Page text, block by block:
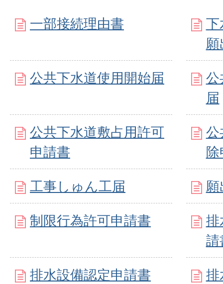
一部接続理由書
下
願
公共下水道使用開始届
公
届
公共下水道敷占用許可
申請書
公
除
工事しゅん工届 願
制限行為許可申請書
排
請
排水設備認定申請書 排